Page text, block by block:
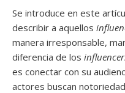
Se introduce en este
describir a aquellos
manera irresponsable,
diferencia de los
es conectar con su
actores buscan